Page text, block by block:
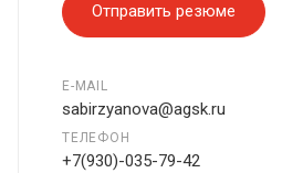
Отправить резюме
E-MAIL
sabirzyanova@agsk.ru
ТЕЛЕФОН
+7(930)-035-79-42